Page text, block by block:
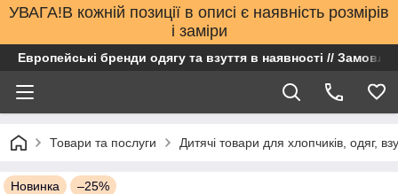
УВАГА!В кожній позиції в описі є наявність розмірів
і заміри
Европейські бренди одягу та взуття в наявності //
Товари та послуги Дитячі товари для хлопчиків, одяг,
Новинка –25%